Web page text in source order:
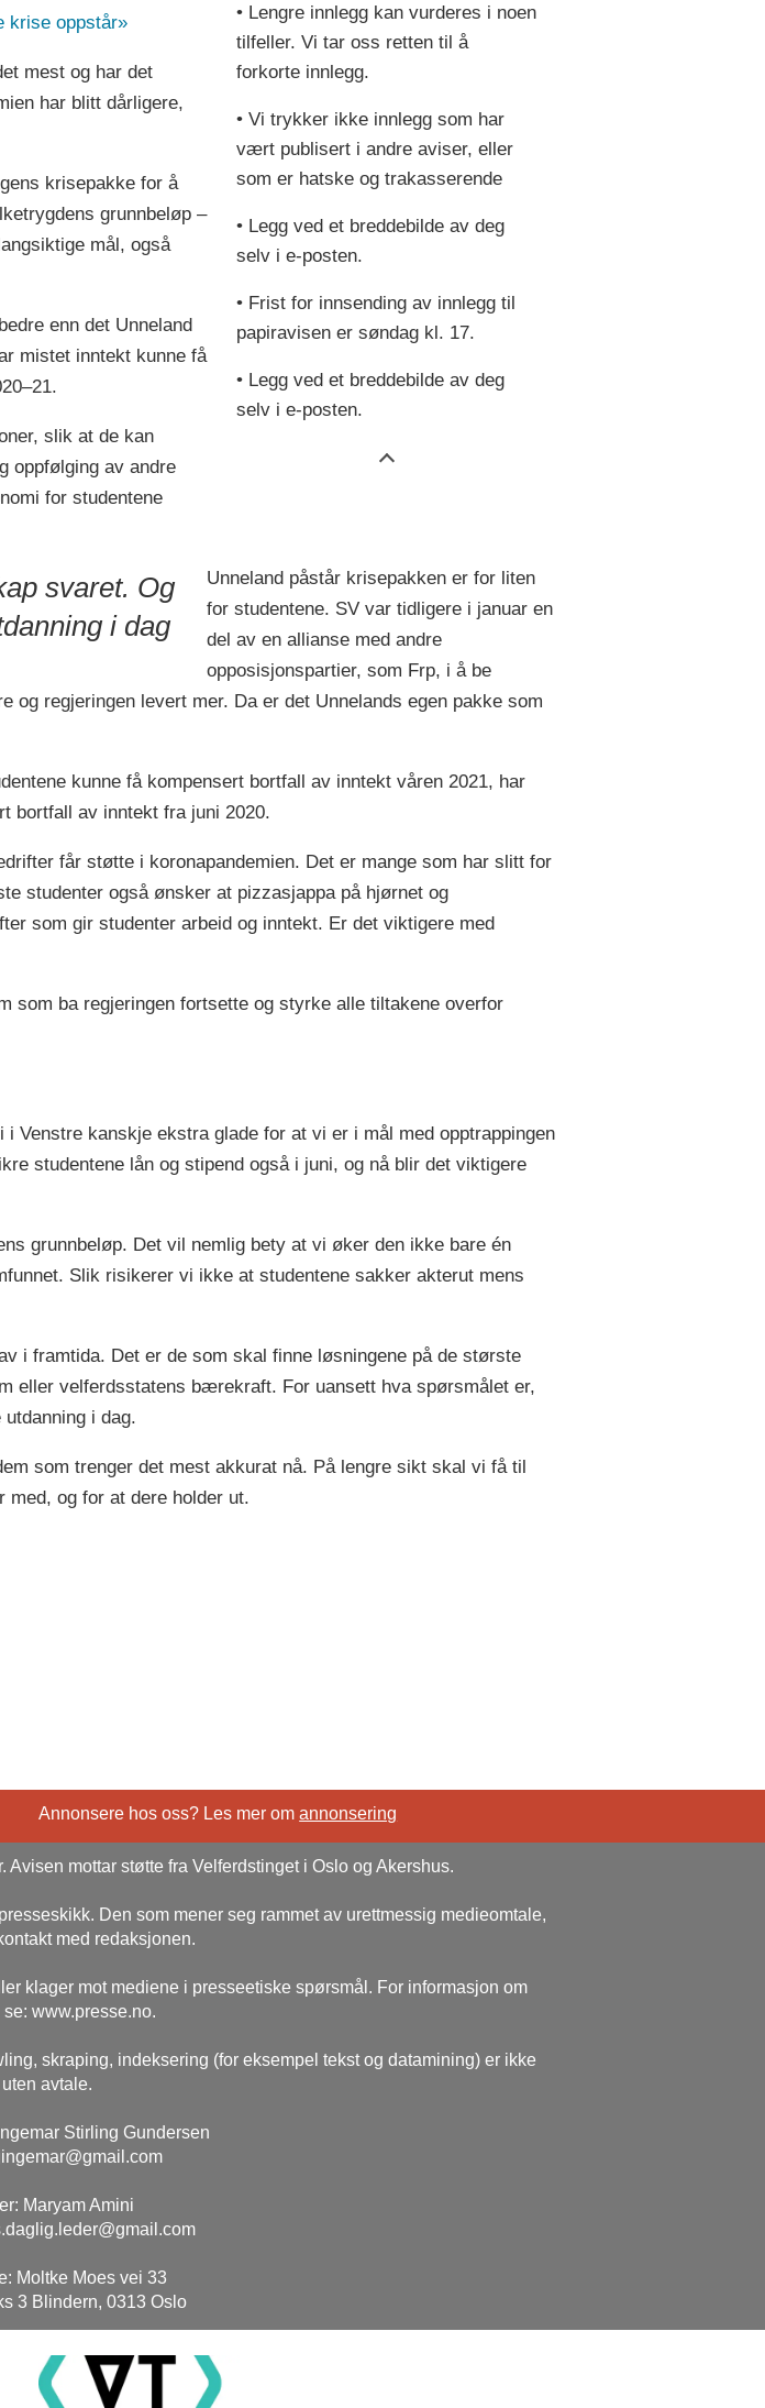
• Lengre innlegg kan vurderes i noen
tilfeller. Vi tar oss retten til å
forkorte innlegg.
• Vi trykker ikke innlegg som har
vært publisert i andre aviser, eller
som er hatske og trakasserende
• Legg ved et breddebilde av deg
selv i e-posten.
• Frist for innsending av innlegg til
papiravisen er søndag kl. 17.
• Legg ved et breddebilde av deg
selv i e-posten.
krise oppstår»
mest og har det
har blitt dårligere,
krisepakke for å
grunnbeløp –
mål, også
enn det Unneland
mistet inntekt kunne få
slik at de kan
oppfølging av andre
for studentene
svaret. Og
i dag
Unneland påstår krisepakken er for liten
for studentene. SV var tidligere i januar en
del av en allianse med andre
opposisjonspartier, som Frp, i å be
og regjeringen levert mer. Da er det Unnelands egen pakke som
kunne få kompensert bortfall av inntekt våren 2021, har
bortfall av inntekt fra juni 2020.
får støtte i koronapandemien. Det er mange som har slitt for
studenter også ønsker at pizzasjappa på hjørnet og
som gir studenter arbeid og inntekt. Er det viktigere med
som ba regjeringen fortsette og styrke alle tiltakene overfor
Venstre kanskje ekstra glade for at vi er i mål med opptrappingen
studentene lån og stipend også i juni, og nå blir det viktigere
grunnbeløp. Det vil nemlig bety at vi øker den ikke bare én
Slik risikerer vi ikke at studentene sakker akterut mens
i framtida. Det er de som skal finne løsningene på de største
eller velferdsstatens bærekraft. For uansett hva spørsmålet er,
i dag.
som trenger det mest akkurat nå. På lengre sikt skal vi få til
med, og for at dere holder ut.
Annonsere hos oss? Les mer omannonsering
mottar støtte fra Velferdstinget i Oslo og Akershus.
Den som mener seg rammet av urettmessig medieomtale,
med redaksjonen.
klager mot mediene i presseetiske spørsmål. For informasjon om
www.presse.no.
skraping, indeksering (for eksempel tekst og datamining) er ikke
avtale.
Stirling Gundersen
Maryam Amini
Moltke Moes vei 33
3 Blindern, 0313 Oslo